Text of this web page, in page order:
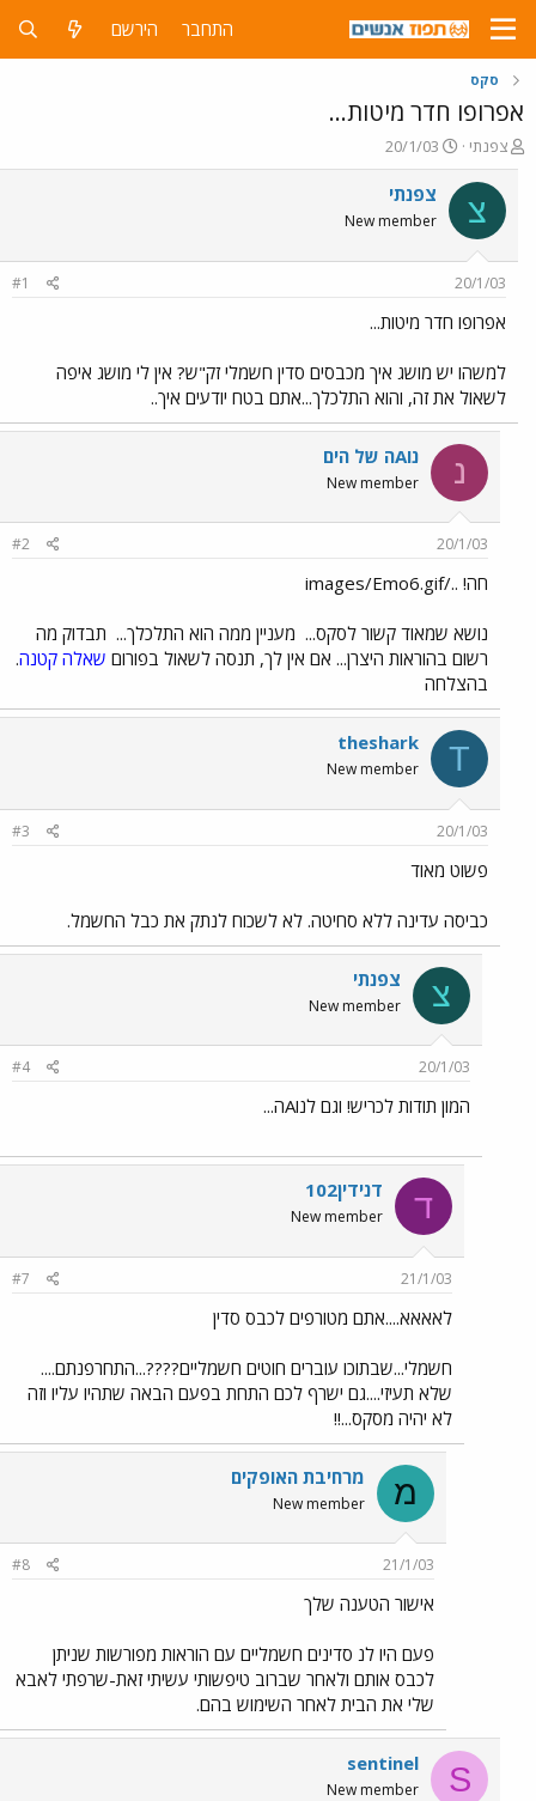
התחבר הירשם
סקס
אפרופו חדר מיטות...
פ
ו
ת
ח
ה
ש
א
צפנתי
פ
ו
ר
ם
ר
20/1/03
צ צפנתי
New member
20/1/03
#1
אפרופו חדר מיטות...
למשהו יש מושג איך מכבסים סדין חשמלי זק"ש? אין לי מושג איפה
לשאול את זה, והוא התלכלך...אתם בטח יודעים איך..
נ נוAה של הים
New member
20/1/03
#2
חה! ../images/Emo6.gif
נושא שמאוד קשור לסקס... מעניין ממה הוא התלכלך... תבדוק מה
רשום בהוראות היצרן... אם אין לך, תנסה לשאול בפורום שאלה קטנה.
בהצלחה
T
theshark
New member
20/1/03
#3
פשוט מאוד
כביסה עדינה ללא סחיטה. לא לשכוח לנתק את כבל החשמל.
צ צפנתי
New member
20/1/03
#4
המון תודות לכריש! וגם לנוAה...
ד דנידין102
New member
21/1/03
#7
לאאאא....אתם מטורפים לכבס סדין
חשמלי...שבתוכו עוברים חוטים חשמליים????...התחרפנתם....
שלא תעיזי....גם ישרף לכם התחת בפעם הבאה שתהיו עליו וזה
לא יהיה מסקס...!!
מ מרחיבת האופקים
New member
21/1/03
#8
אישור הטענה שלך
פעם היו לנ סדינים חשמליים עם הוראות מפורשות שניתן
לכבס אותם ולאחר שברוב טיפשותי עשיתי זאת-שרפתי לאבא
שלי את הבית לאחר השימוש בהם.
S
sentinel
New member